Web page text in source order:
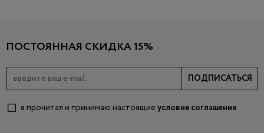
ПОСТОЯННАЯ СКИДКА 15%
ПОДПИСАТЬСЯ
я прочитал и принимаю настоящие условия соглашения